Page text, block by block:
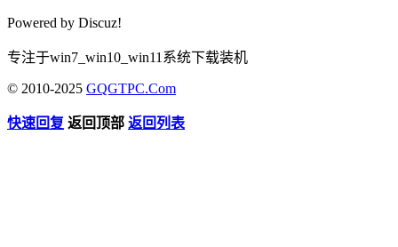
Powered by Discuz!
专注于win7_win10_win11系统下载装机
© 2010-2025 GQGTPC.Com
快速回复 返回顶部 返回列表